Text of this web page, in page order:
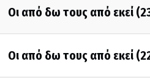
Οι από δω τους από εκεί
Οι από δω τους από εκεί